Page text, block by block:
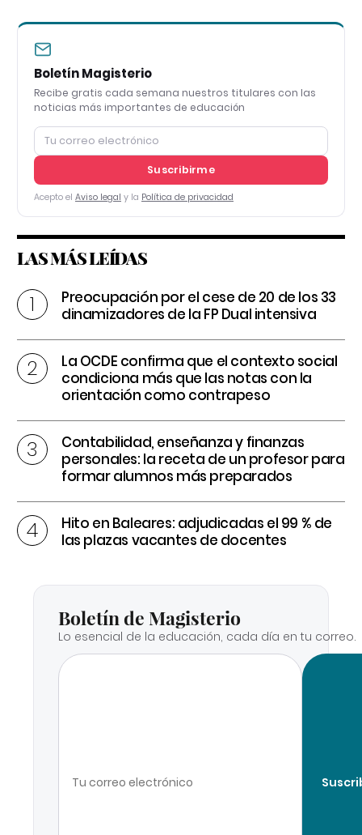
Boletín Magisterio
Recibe gratis cada semana nuestros titulares con las
noticias más importantes de educación
Suscribirme
Acepto el Aviso legal y la Política de privacidad
LAS MÁS LEÍDAS
Preocupación por el cese de 20 de los 33
dinamizadores de la FP Dual intensiva
La OCDE confirma que el contexto social
condiciona más que las notas con la
orientación como contrapeso
Contabilidad, enseñanza y finanzas
personales: la receta de un profesor para
formar alumnos más preparados
Hito en Baleares: adjudicadas el 99 % de
las plazas vacantes de docentes
Boletín de Magisterio
Lo esencial de la educación, cada día en tu correo.